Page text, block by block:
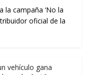
la campaña ‘No la
oficial de la
vehículo gana